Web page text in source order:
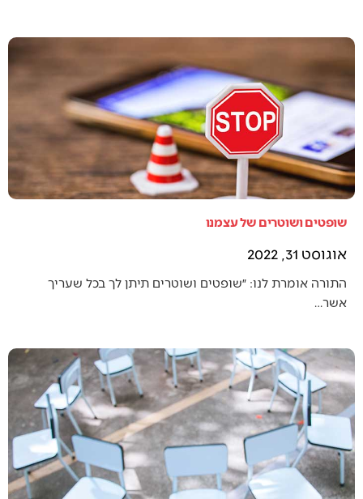
שופטים ושוטרים של עצמנו
אוגוסט 31, 2022
התורה אומרת לנו: ״שופטים ושוטרים תיתן לך בכל שעריך
אשר…